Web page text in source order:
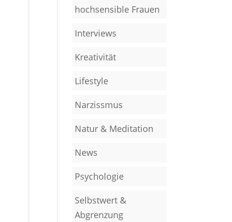
hochsensible Frauen
Interviews
Kreativität
Lifestyle
Narzissmus
Natur & Meditation
News
Psychologie
Selbstwert &
Abgrenzung